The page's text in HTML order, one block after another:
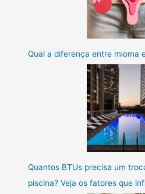
Qual a diferença entre mioma
Quantos BTUs precisa um
piscina? Veja os fatores que